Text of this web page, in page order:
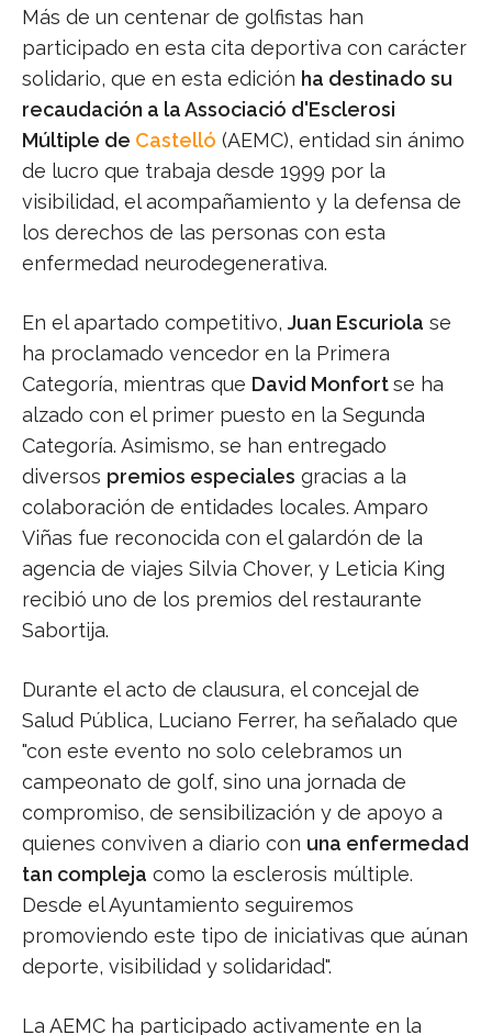
Más de un centenar de golfistas han
participado en esta cita deportiva con carácter
solidario, que en esta edición ha destinado su
recaudación a la Associació d'Esclerosi
Múltiple de Castelló (AEMC), entidad sin ánimo
de lucro que trabaja desde 1999 por la
visibilidad, el acompañamiento y la defensa de
los derechos de las personas con esta
enfermedad neurodegenerativa.
En el apartado competitivo, Juan Escuriola se
ha proclamado vencedor en la Primera
Categoría, mientras que David Monfortse ha
alzado con el primer puesto en la Segunda
Categoría. Asimismo, se han entregado
diversos premios especiales gracias a la
colaboración de entidades locales. Amparo
Viñas fue reconocida con el galardón de la
agencia de viajes Silvia Chover, y Leticia King
recibió uno de los premios del restaurante
Sabortija.
Durante el acto de clausura, el concejal de
Salud Pública, Luciano Ferrer, ha señalado que
"con este evento no solo celebramos un
campeonato de golf, sino una jornada de
compromiso, de sensibilización y de apoyo a
quienes conviven a diario con una enfermedad
tan compleja como la esclerosis múltiple.
Desde el Ayuntamiento seguiremos
promoviendo este tipo de iniciativas que aúnan
deporte, visibilidad y solidaridad".
La AEMC ha participado activamente en la